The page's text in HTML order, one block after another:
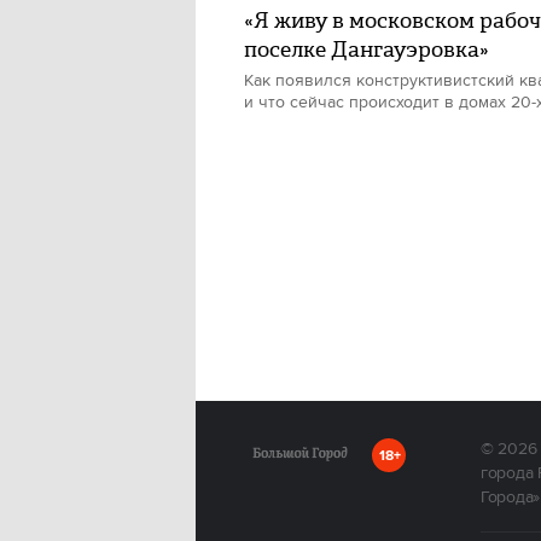
«Я живу в московском
поселке Дангауэровка»
Как появился конструктивистский
и что сейчас происходит в домах 20-
18+ © 2026
города